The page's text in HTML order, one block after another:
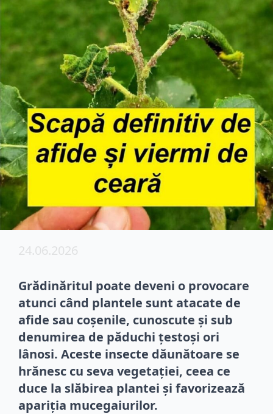
24.06.2026
Grădinăritul poate deveni o provocare
atunci când plantele sunt atacate de
afide sau coșenile, cunoscute și sub
denumirea de păduchi țestoși ori
lânosi. Aceste insecte dăunătoare se
hrănesc cu seva vegetației, ceea ce
duce la slăbirea plantei și favorizează
apariția mucegaiurilor.